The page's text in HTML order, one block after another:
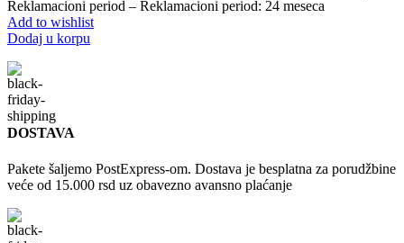
Reklamacioni period – Reklamacioni period: 24 meseca
Add to wishlist
Dodaj u korpu
DOSTAVA
Pakete šaljemo PostExpress-om. Dostava je besplatna za porudžbine
veće od 15.000 rsd uz obavezno avansno plaćanje